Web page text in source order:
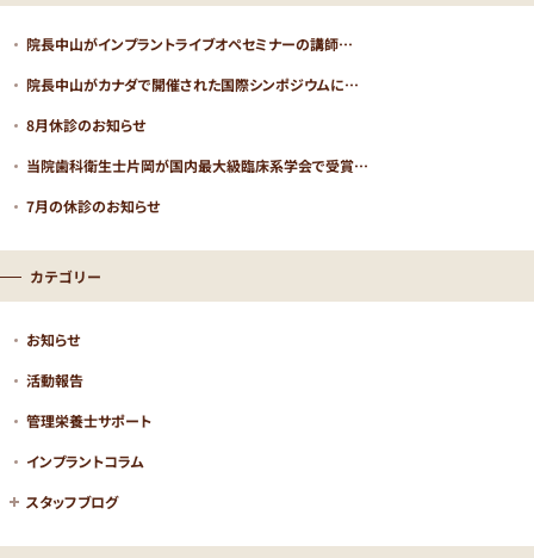
院長中山がインプラントライブオペセミナーの講師…
院長中山がカナダで開催された国際シンポジウムに…
8月休診のお知らせ
当院歯科衛生士片岡が国内最大級臨床系学会で受賞…
7月の休診のお知らせ
カテゴリー
お知らせ
活動報告
管理栄養士サポート
インプラントコラム
スタッフブログ
STEP01